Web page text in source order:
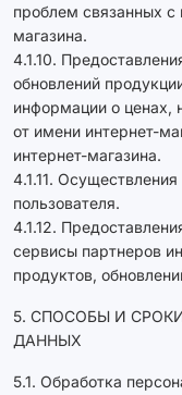
проблем связанных с
магазина.
4.1.10.
обновлений
информации о ценах,
от имени интернет-
интернет-магазина.
4.1.11.
пользователя.
4.1.12.
сервисы партнеров
продуктов,
5. СПОСОБЫ И
ДАННЫХ
5.1. Обработка